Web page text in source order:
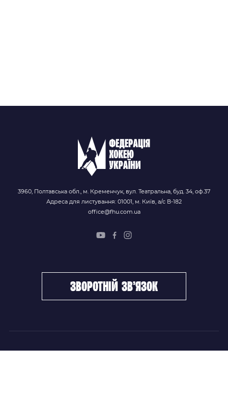
3960, Полтавська обл., м. Кременчук, вул. Театральна, буд. 34, оф.37
Адреса для листування: 01001, м. Київ, а/с В-182
office@fhu.com.ua
зворотній зв’язок